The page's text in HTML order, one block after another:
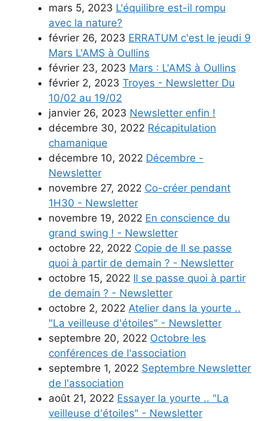
mars 5, 2023 L'équilibre est-il rompu
avec la nature?
février 26, 2023 ERRATUM c'est le jeudi 9
Mars L'AMS à Oullins
février 23, 2023 Mars : L'AMS à Oullins
février 2, 2023 Troyes - Newsletter Du
10/02 au 19/02
janvier 26, 2023 Newsletter enfin !
décembre 30, 2022 Récapitulation
chamanique
décembre 10, 2022 Décembre -
Newsletter
novembre 27, 2022 Co-créer pendant
1H30 - Newsletter
novembre 19, 2022 En conscience du
grand swing ! - Newsletter
octobre 22, 2022 Copie de Il se passe
quoi à partir de demain ? - Newsletter
octobre 15, 2022 Il se passe quoi à partir
de demain ? - Newsletter
octobre 2, 2022 Atelier dans la yourte ..
"La veilleuse d'étoiles" - Newsletter
septembre 20, 2022 Octobre les
conférences de l'association
septembre 1, 2022 Septembre Newsletter
de l'association
août 21, 2022 Essayer la yourte .. "La
veilleuse d'étoiles" - Newsletter